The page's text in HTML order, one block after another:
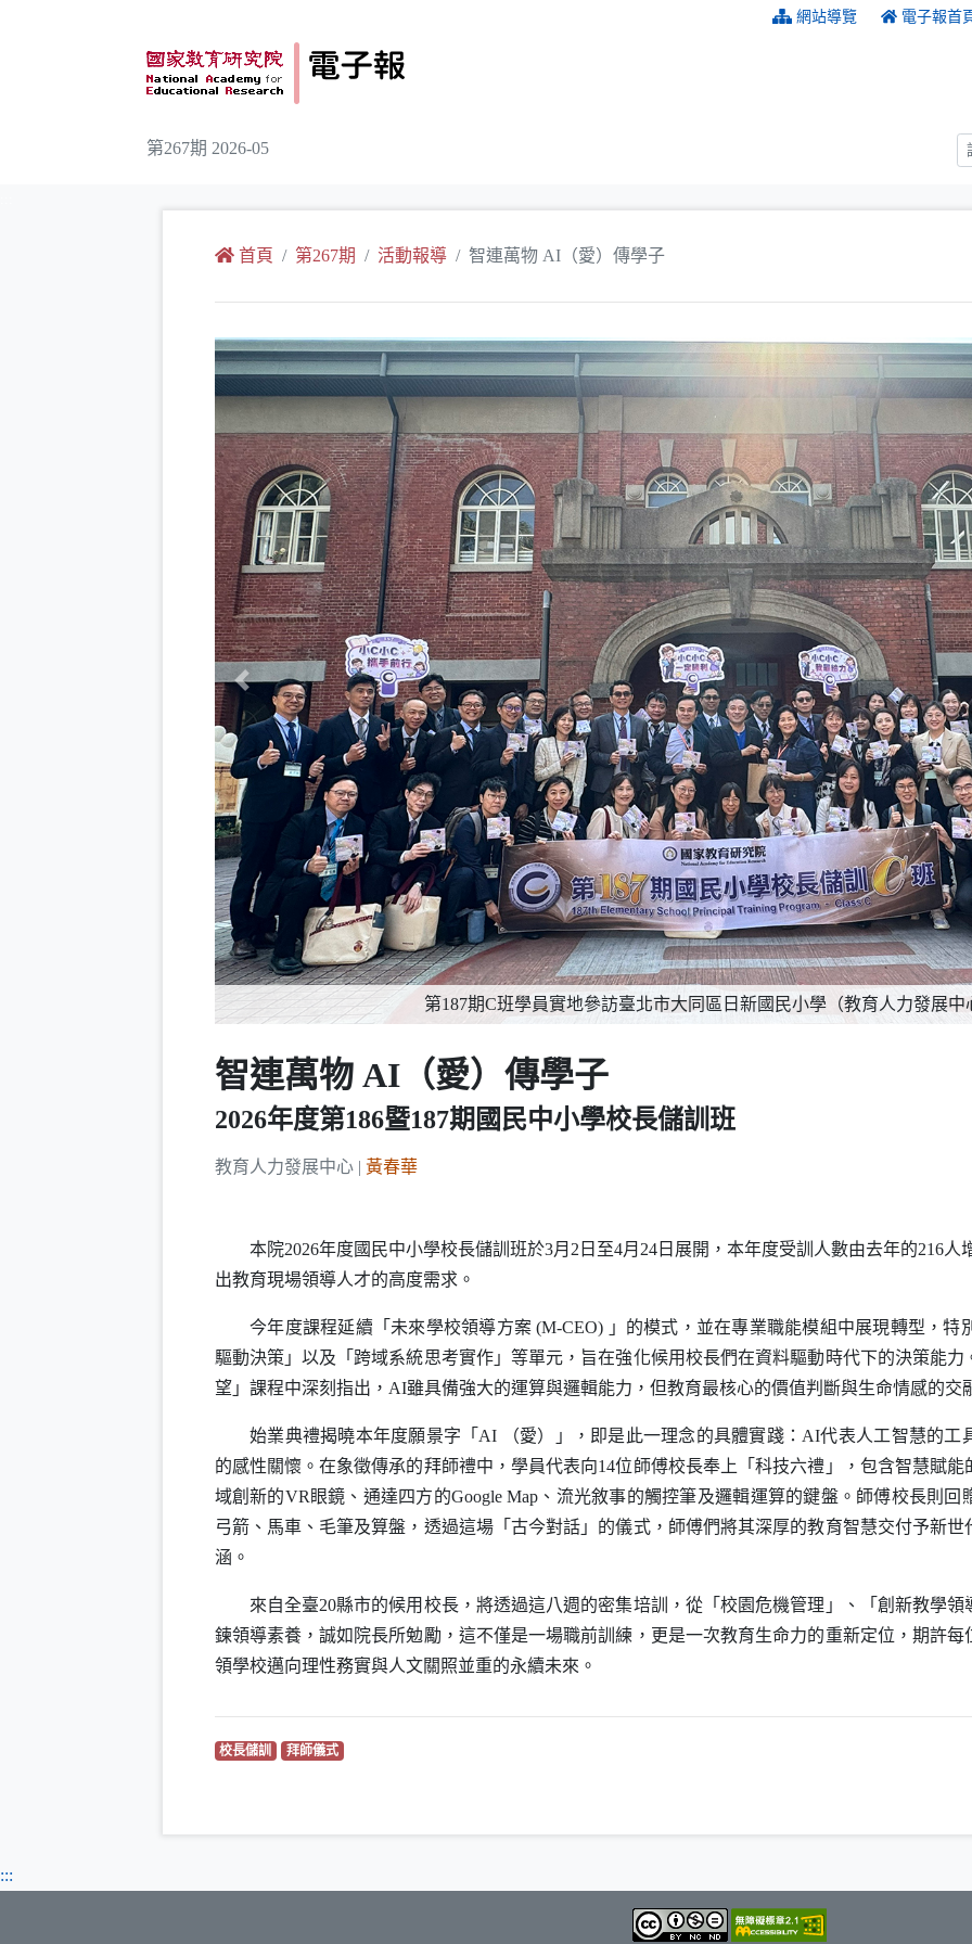
網站導覽 電子報首
第267期 2026-05
首頁 第267期 活動報導 智連萬物 AI（愛）傳學子
第187期C班學員實地參訪臺北市大同區日新國民小學（教育人力發展中
Previous
智連萬物 AI（愛）傳學子
2026年度第186暨187期國民中小學校長儲訓班
教育人力發展中心 | 黃春華
本院2026年度國民中小學校長儲訓班於3月2日至4月24日展開，本年度受訓人數由去年的216人
出教育現場領導人才的高度需求。
今年度課程延續「未來學校領導方案(M-CEO) 」的模式，並在專業職能模組中展現轉型，特
驅動決策」以及「跨域系統思考實作」等單元，旨在強化候用校長們在資料驅動時代下的決策能
望」課程中深刻指出， AI雖具備強大的運算與邏輯能力，但教育最核心的價值判斷與生命情感的交
始業典禮揭曉本年度願景字「 AI （愛）」，即是此一理念的具體實踐： AI代表人工智慧的工
的感性關懷。在象徵傳承的拜師禮中，學員代表向14位師傅校長奉上「科技六禮」，包含智慧賦
域創新的VR 眼鏡、通達四方的Google Map 、流光敘事的觸控筆及邏輯運算的鍵盤。師傅校長則
弓箭、馬車、毛筆及算盤，透過這場「古今對話」的儀式，師傅們將其深厚的教育智慧交付予新
涵。
來自全臺20縣市的候用校長，將透過這八週的密集培訓，從「校園危機管理」、「創新教學領
鍊領導素養，誠如院長所勉勵，這不僅是一場職前訓練，更是一次教育生命力的重新定位，期許
領學校邁向理性務實與人文關照並重的永續未來。
校長儲訓 （另開新視窗）
拜師儀式（另開新視窗）
:::